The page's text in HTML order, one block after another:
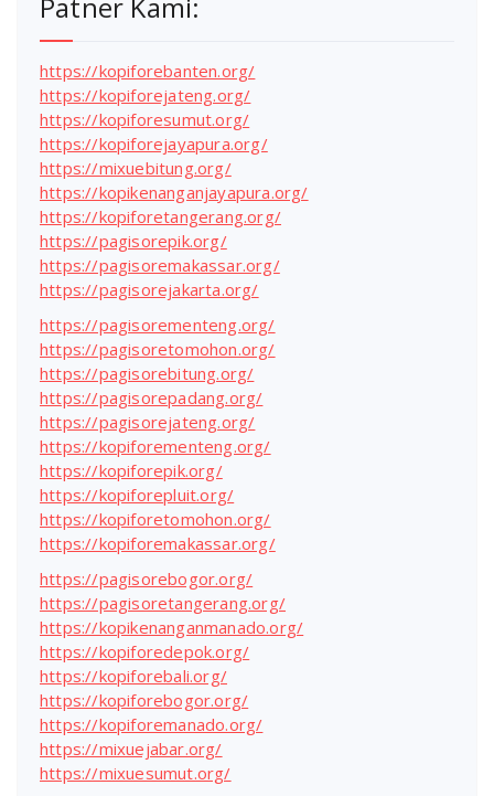
Patner Kami:
https://kopiforebanten.org/
https://kopiforejateng.org/
https://kopiforesumut.org/
https://kopiforejayapura.org/
https://mixuebitung.org/
https://kopikenanganjayapura.org/
https://kopiforetangerang.org/
https://pagisorepik.org/
https://pagisoremakassar.org/
https://pagisorejakarta.org/
https://pagisorementeng.org/
https://pagisoretomohon.org/
https://pagisorebitung.org/
https://pagisorepadang.org/
https://pagisorejateng.org/
https://kopiforementeng.org/
https://kopiforepik.org/
https://kopiforepluit.org/
https://kopiforetomohon.org/
https://kopiforemakassar.org/
https://pagisorebogor.org/
https://pagisoretangerang.org/
https://kopikenanganmanado.org/
https://kopiforedepok.org/
https://kopiforebali.org/
https://kopiforebogor.org/
https://kopiforemanado.org/
https://mixuejabar.org/
https://mixuesumut.org/